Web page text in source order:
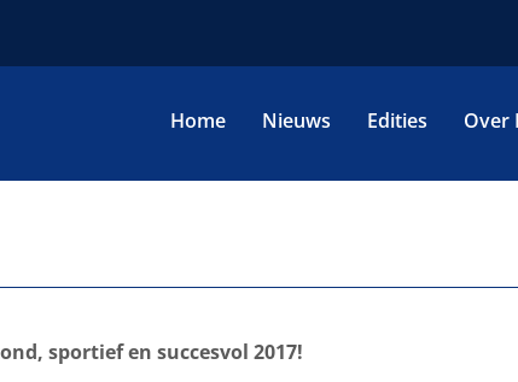
Home Nieuws Edities Over
sportief en succesvol 2017!